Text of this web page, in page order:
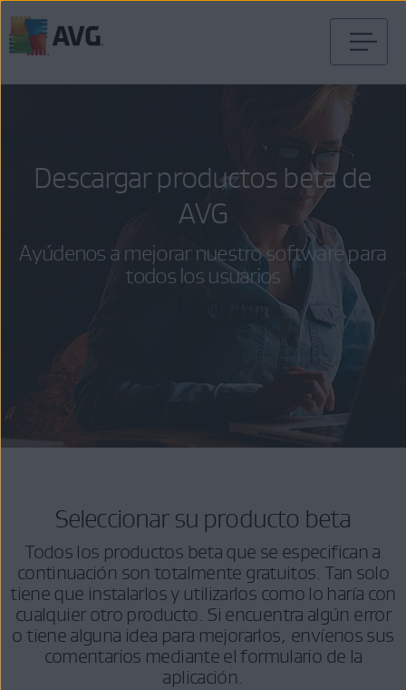
al
Descargar productos beta de
AVG
Ayúdenos a mejorar nuestro software para
todos los usuarios
Seleccionar su producto beta
Todos los productos beta que se especifican a
continuación son totalmente gratuitos. Tan solo
tiene que instalarlos y utilizarlos como lo haría con
cualquier otro producto. Si encuentra algún error
o tiene alguna idea para mejorarlos, envíenos sus
comentarios mediante el formulario de la
aplicación.